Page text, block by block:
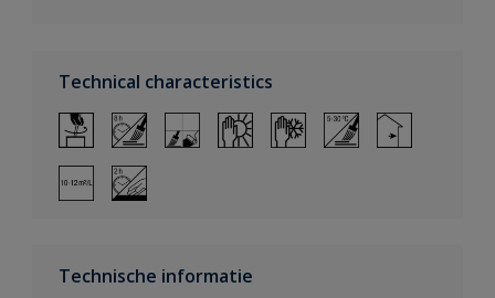
Technical characteristics
Technische informatie